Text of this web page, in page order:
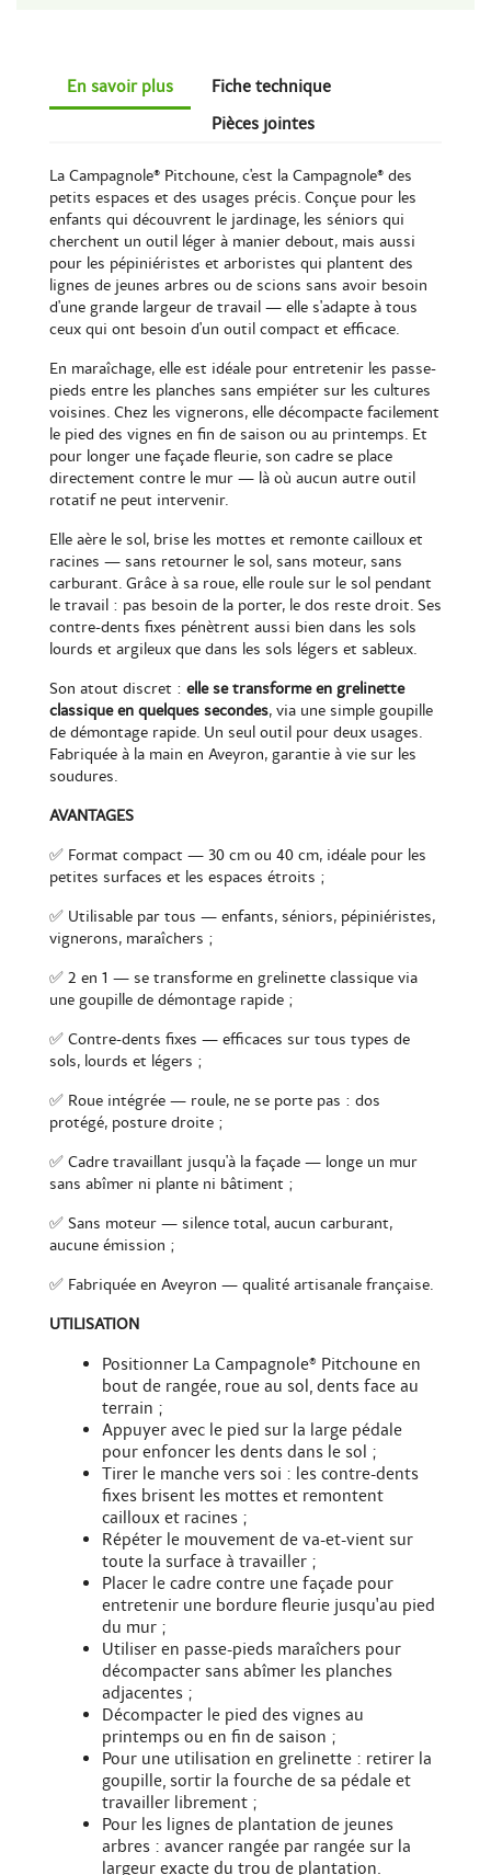
En savoir plus
Fiche technique
Pièces jointes
La Campagnole® Pitchoune, c'est la Campagnole® des
petits espaces et des usages précis. Conçue pour les
enfants qui découvrent le jardinage, les séniors qui
cherchent un outil léger à manier debout, mais aussi
pour les pépiniéristes et arboristes qui plantent des
lignes de jeunes arbres ou de scions sans avoir besoin
d'une grande largeur de travail — elle s'adapte à tous
ceux qui ont besoin d'un outil compact et efficace.
En maraîchage, elle est idéale pour entretenir les passe-
pieds entre les planches sans empiéter sur les cultures
voisines. Chez les vignerons, elle décompacte facilement
le pied des vignes en fin de saison ou au printemps. Et
pour longer une façade fleurie, son cadre se place
directement contre le mur — là où aucun autre outil
rotatif ne peut intervenir.
Elle aère le sol, brise les mottes et remonte cailloux et
racines — sans retourner le sol, sans moteur, sans
carburant. Grâce à sa roue, elle roule sur le sol pendant
le travail : pas besoin de la porter, le dos reste droit. Ses
contre-dents fixes pénètrent aussi bien dans les sols
lourds et argileux que dans les sols légers et sableux.
Son atout discret : elle se transforme en grelinette
classique en quelques secondes, via une simple goupille
de démontage rapide. Un seul outil pour deux usages.
Fabriquée à la main en Aveyron, garantie à vie sur les
soudures.
AVANTAGES
✅ Format compact — 30 cm ou 40 cm, idéale pour les
petites surfaces et les espaces étroits ;
✅ Utilisable par tous — enfants, séniors, pépiniéristes,
vignerons, maraîchers ;
✅ 2 en 1 — se transforme en grelinette classique via
une goupille de démontage rapide ;
✅ Contre-dents fixes — efficaces sur tous types de
sols, lourds et légers ;
✅ Roue intégrée — roule, ne se porte pas : dos
protégé, posture droite ;
✅ Cadre travaillant jusqu'à la façade — longe un mur
sans abîmer ni plante ni bâtiment ;
✅ Sans moteur — silence total, aucun carburant,
aucune émission ;
✅ Fabriquée en Aveyron — qualité artisanale française.
UTILISATION
Positionner La Campagnole® Pitchoune en
bout de rangée, roue au sol, dents face au
terrain ;
Appuyer avec le pied sur la large pédale
pour enfoncer les dents dans le sol ;
Tirer le manche vers soi : les contre-dents
fixes brisent les mottes et remontent
cailloux et racines ;
Répéter le mouvement de va-et-vient sur
toute la surface à travailler ;
Placer le cadre contre une façade pour
entretenir une bordure fleurie jusqu'au pied
du mur ;
Utiliser en passe-pieds maraîchers pour
décompacter sans abîmer les planches
adjacentes ;
Décompacter le pied des vignes au
printemps ou en fin de saison ;
Pour une utilisation en grelinette : retirer la
goupille, sortir la fourche de sa pédale et
travailler librement ;
Pour les lignes de plantation de jeunes
arbres : avancer rangée par rangée sur la
largeur exacte du trou de plantation.